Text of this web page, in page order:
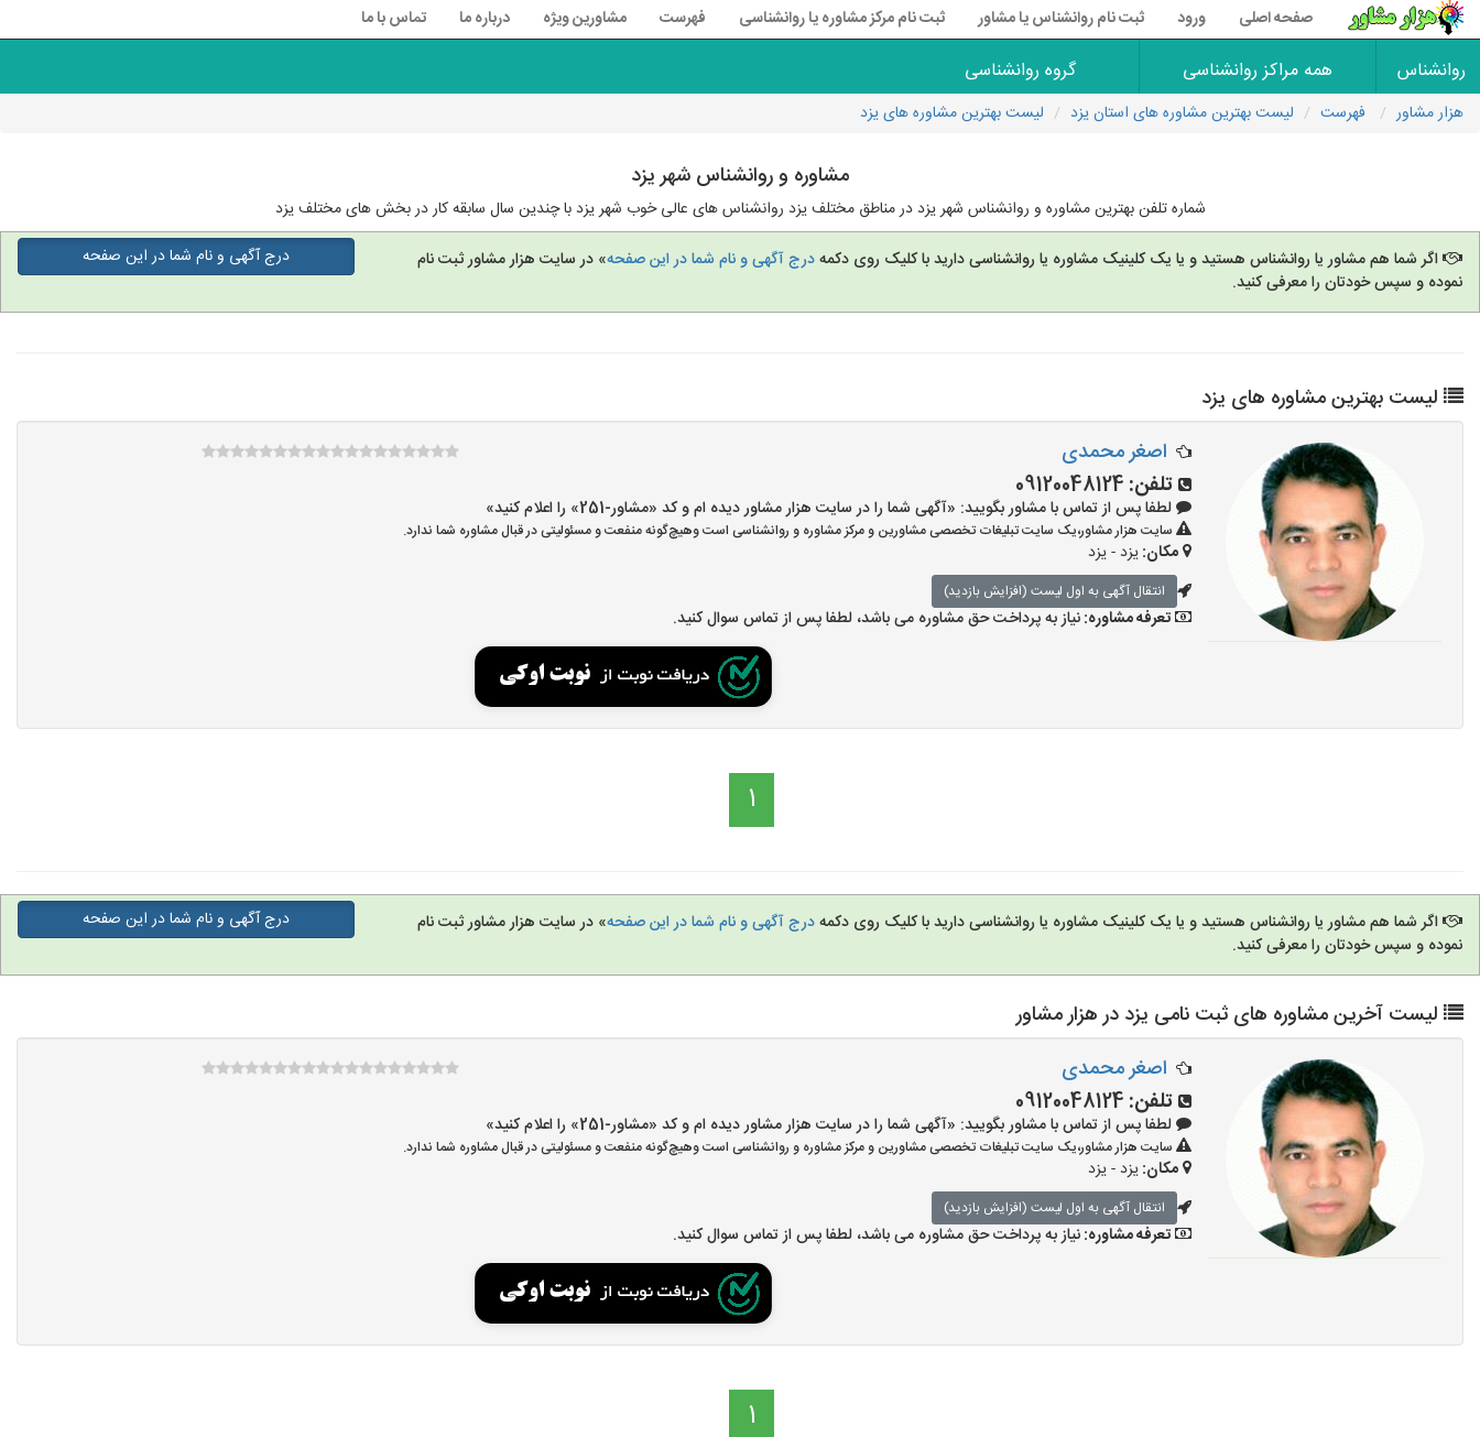
صفحه اصلی ورود ثبت نام روانشناس یا مشاور ثبت نام مرکز مشاوره یا روانشناسی فهرست مشاورین ویژه درباره ما تماس با ما
روانشناس همه مراکز روانشناسی گروه روانشناسی
هزار مشاور فهرست لیست بهترین مشاوره های استان یزد لیست بهترین مشاوره های یزد
مشاوره و روانشناس شهر یزد
شماره تلفن بهترین مشاوره و روانشناس شهر یزد در مناطق مختلف یزد روانشناس های عالی خوب شهر یزد با چندین سال سابقه کار در بخش های مختلف یزد
اگر شما هم مشاور یا روانشناس هستید و یا یک کلینیک مشاوره یا روانشناسی دارید با کلیک روی دکمهدرج آگهی و نام شما در این صفحه» در سایت هزار مشاور ثبت نام
نموده و سپس خودتان را معرفی کنید.
درج آگهی و نام شما در این صفحه
لیست بهترین مشاوره های یزد
اصغر محمدی
تلفن: 09120048124
لطفا پس از تماس با مشاور بگویید: «آگهی شما را در سایت هزار مشاور دیده ام و کد «مشاور-251» را اعلام کنید»
سایت هزار مشاور،یک سایت تبلیغات تخصصی مشاورین و مرکز مشاوره و روانشناسی است وهیچ‌گونه منفعت و مسئولیتی در قبال مشاوره شما ندارد.
مکان:یزد - یزد
انتقال آگهی به اول لیست (افزایش بازدید)
تعرفه مشاوره:نیاز به پرداخت حق مشاوره می باشد، لطفا پس از تماس سوال کنید.
1
اگر شما هم مشاور یا روانشناس هستید و یا یک کلینیک مشاوره یا روانشناسی دارید با کلیک روی دکمهدرج آگهی و نام شما در این صفحه» در سایت هزار مشاور ثبت نام
نموده و سپس خودتان را معرفی کنید.
درج آگهی و نام شما در این صفحه
لیست آخرین مشاوره های ثبت نامی یزد در هزار مشاور
اصغر محمدی
تلفن: 09120048124
لطفا پس از تماس با مشاور بگویید: «آگهی شما را در سایت هزار مشاور دیده ام و کد «مشاور-251» را اعلام کنید»
سایت هزار مشاور،یک سایت تبلیغات تخصصی مشاورین و مرکز مشاوره و روانشناسی است وهیچ‌گونه منفعت و مسئولیتی در قبال مشاوره شما ندارد.
مکان:یزد - یزد
انتقال آگهی به اول لیست (افزایش بازدید)
تعرفه مشاوره:نیاز به پرداخت حق مشاوره می باشد، لطفا پس از تماس سوال کنید.
1